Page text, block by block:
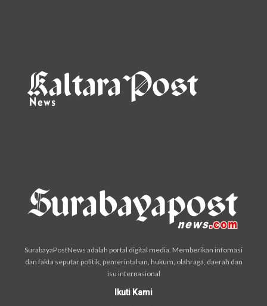
SurabayaPostNews adalah portal digital media. Memberikan infomasi
dan fakta seputar politik, pemerintahan, hukum, olahraga, daerah dan
isu internasional
Ikuti Kami